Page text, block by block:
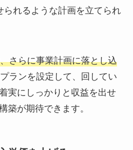
られるような計画を立てられ
さらに事業計画に落とし込
ランを設定して、回してい
実にしっかりと収益を出せ
築が期待できます。